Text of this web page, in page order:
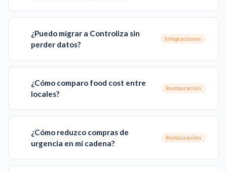
¿Puedo migrar a Controliza sin
perder datos?
Integraciones
¿Cómo comparo food cost entre
locales?
Restauración
¿Cómo reduzco compras de
urgencia en mi cadena?
Restauración